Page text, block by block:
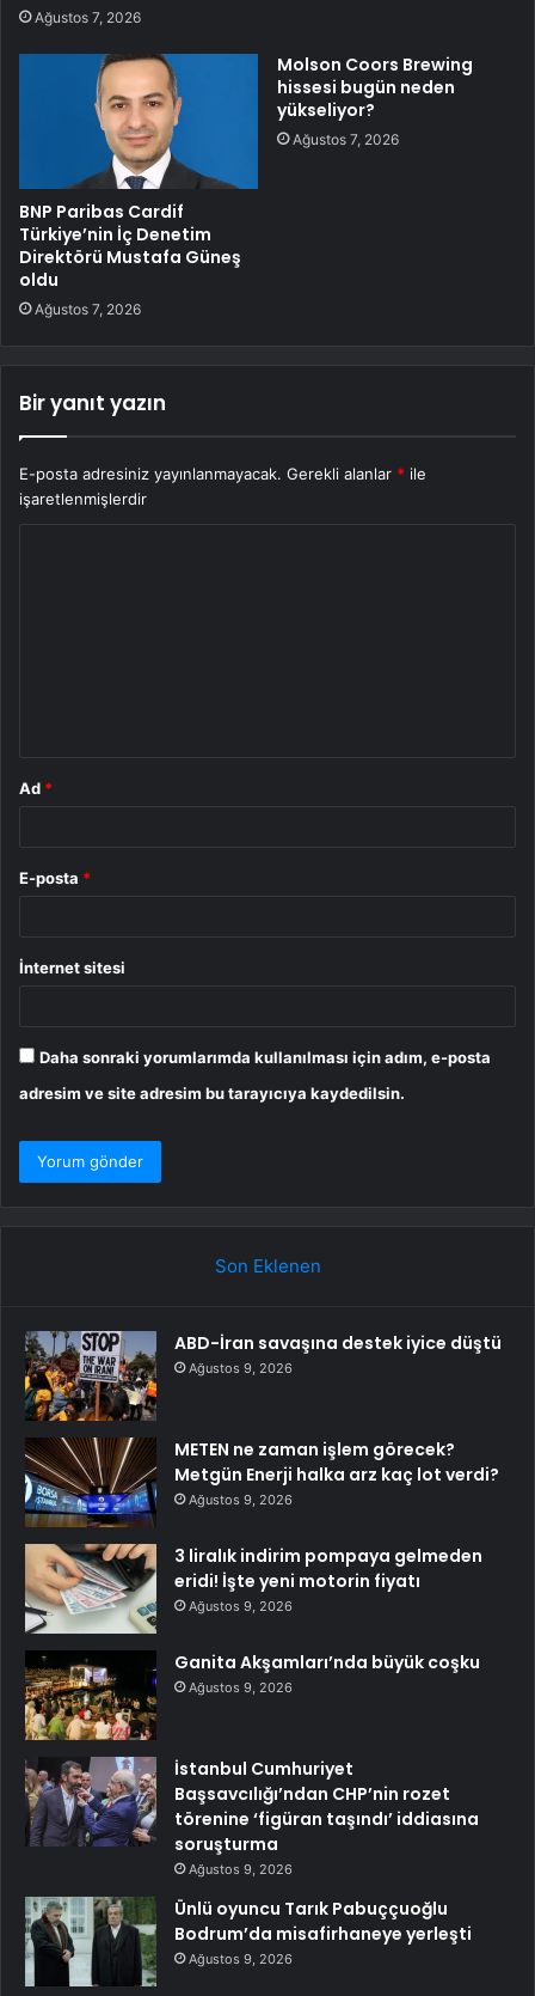
Ağustos 7, 2026
BNP Paribas Cardif
Türkiye’nin İç Denetim
Direktörü Mustafa Güneş
oldu
Ağustos 7, 2026
Molson Coors Brewing
hissesi bugün neden
yükseliyor?
Ağustos 7, 2026
Bir yanıt yazın
E-posta adresiniz yayınlanmayacak. Gerekli alanlar * ile
işaretlenmişlerdir
Ad *
E-posta *
İnternet sitesi
Daha sonraki yorumlarımda kullanılması için adım, e-posta
adresim ve site adresim bu tarayıcıya kaydedilsin.
Son Eklenen
ABD-İran savaşına destek iyice düştü
Ağustos 9, 2026
METEN ne zaman işlem görecek?
Metgün Enerji halka arz kaç lot verdi?
Ağustos 9, 2026
3 liralık indirim pompaya gelmeden
eridi! İşte yeni motorin fiyatı
Ağustos 9, 2026
Ganita Akşamları’nda büyük coşku
Ağustos 9, 2026
İstanbul Cumhuriyet
Başsavcılığı’ndan CHP’nin rozet
törenine ‘figüran taşındı’ iddiasına
soruşturma
Ağustos 9, 2026
Ünlü oyuncu Tarık Pabuççuoğlu
Bodrum’da misafirhaneye yerleşti
Ağustos 9, 2026